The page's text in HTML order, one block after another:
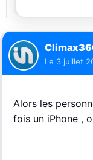
Le 3 juillet
Alors les
fois un iPhone ,